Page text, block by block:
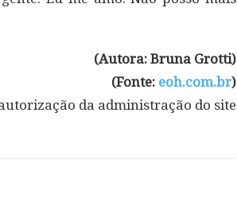
(Autora: Bruna Grotti)
(Fonte: eoh.com.br)
da administração do site